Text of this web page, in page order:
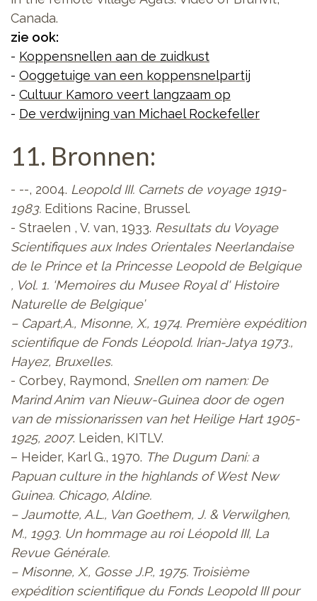
Canada.
zie ook:
- Koppensnellen aan de zuidkust
- Ooggetuige van een koppensnelpartij
- Cultuur Kamoro veert langzaam op
- De verdwijning van Michael Rockefeller
11. Bronnen:
- --, 2004. Leopold III. Carnets de voyage 1919-
1983. Editions Racine, Brussel.
- Straelen , V. van, 1933. Resultats du Voyage
Scientifiques aux Indes Orientales Neerlandaise
de le Prince et la Princesse Leopold de Belgique
, Vol. 1. ‘Memoires du Musee Royal d' Histoire
Naturelle de Belgique’
– Capart,A., Misonne, X., 1974. Première expédition
scientifique de Fonds Léopold. Irian-Jatya 1973.,
Hayez, Bruxelles.
- Corbey, Raymond, Snellen om namen: De
Marind Anim van Nieuw-Guinea door de ogen
van de missionarissen van het Heilige Hart 1905-
1925, 2007. Leiden, KITLV.
– Heider, Karl G., 1970. The Dugum Dani: a
Papuan culture in the highlands of West New
Guinea. Chicago, Aldine.
– Jaumotte, A.L., Van Goethem, J. & Verwilghen,
M., 1993. Un hommage au roi Léopold III, La
Revue Générale.
– Misonne, X., Gosse J.P., 1975. Troisième
expédition scientifique du Fonds Leopold III pour